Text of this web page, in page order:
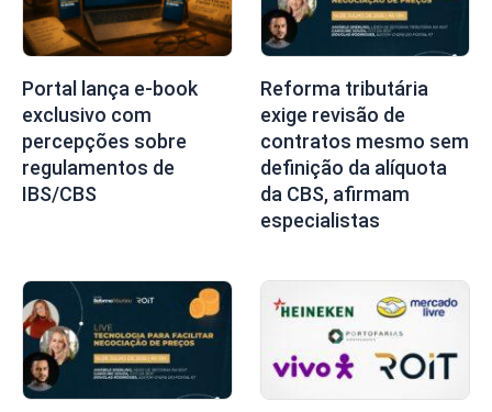
Portal lança e-book
exclusivo com
percepções sobre
regulamentos de
IBS/CBS
Reforma tributária
exige revisão de
contratos mesmo sem
definição da alíquota
da CBS, afirmam
especialistas